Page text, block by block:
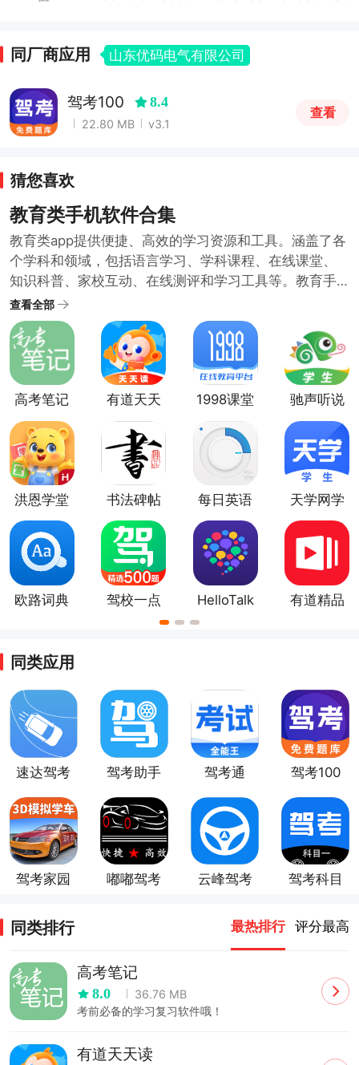
同厂商应用 山东优码电气有限公司
驾考100 8.4
22.80 MB v3.1
查看
猜您喜欢
教育类手机软件合集
教育类app提供便捷、高效的学习资源和工具。涵盖了各
个学科和领域，包括语言学习、学科课程、在线课堂、
知识科普、家校互动、在线测评和学习工具等。教育手
机软件具有便捷性、多样性、互动性的特点，用户可以
通过教育类手机软件，随时随地学习新知识、提升自己
的能力。为了满足不同用户的学习需求和教育需求，小
编提供了教育类手机软件合集供大家挑选下载学习。
查看全部
高考笔记
有道天天
读
1998课堂
官方版
驰声听说
在线app
洪恩学堂
app
书法碑帖
大全
每日英语
听力app
天学网学
生
欧路词典
驾校一点
HelloTalk
有道精品
同类应用
速达驾考 驾考助手 驾考通 驾考100
驾考家园 嘟嘟驾考 云峰驾考
驾考科目
同类排行 最热排行 评分最高
高考笔记
8.0
36.76 MB
考前必备的学习复习软件哦！
有道天天读